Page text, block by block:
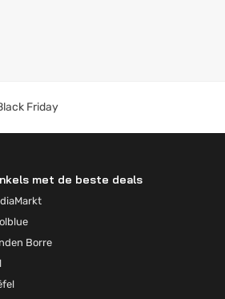
Friday
met de beste deals
Borre